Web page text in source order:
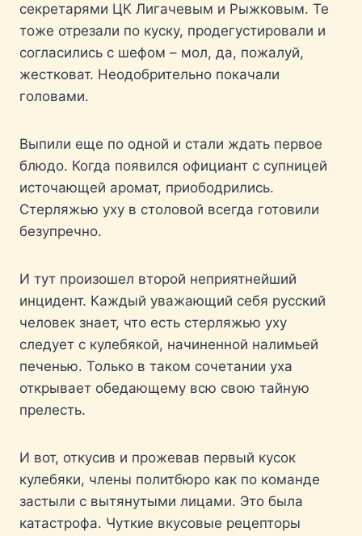
секретарями ЦК Лигачевым и Рыжковым. Те
тоже отрезали по куску, продегустировали и
согласились с шефом – мол, да, пожалуй,
жестковат. Неодобрительно покачали
головами.
Выпили еще по одной и стали ждать первое
блюдо. Когда появился официант с супницей
источающей аромат, приободрились.
Стерляжью уху в столовой всегда готовили
безупречно.
И тут произошел второй неприятнейший
инцидент. Каждый уважающий себя русский
человек знает, что есть стерляжью уху
следует с кулебякой, начиненной налимьей
печенью. Только в таком сочетании уха
открывает обедающему всю свою тайную
прелесть.
И вот, откусив и прожевав первый кусок
кулебяки, члены политбюро как по команде
застыли с вытянутыми лицами. Это была
катастрофа. Чуткие вкусовые рецепторы